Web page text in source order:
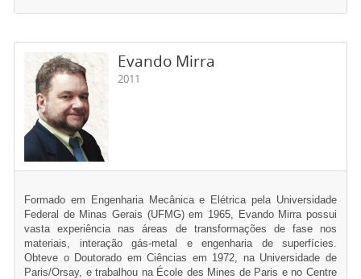
Evando Mirra
2011
Formado em Engenharia Mecânica e Elétrica pela Universidade
Federal de Minas Gerais (UFMG) em 1965, Evando Mirra possui
vasta experiência nas áreas de transformações de fase nos
materiais, interação gás-metal e engenharia de superfícies.
Obteve o Doutorado em Ciências em 1972, na Universidade de
Paris/Orsay, e trabalhou na École des Mines de Paris e no Centre